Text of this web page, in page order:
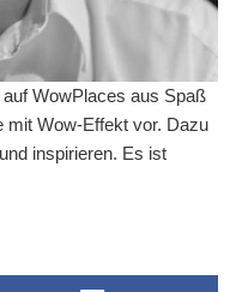
WowPlaces aus Spaß
mit Wow-Effekt vor. Dazu
inspirieren. Es ist